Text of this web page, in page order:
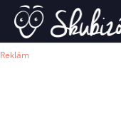
Reklám